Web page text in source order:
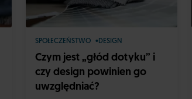
SPOŁECZEŃSTWO DESIGN
Czym jest „głód dotyku” i
czy design powinien go
uwzględniać?